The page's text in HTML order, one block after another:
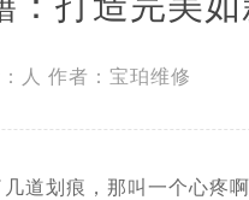
（需提前预约）
人 作者：宝珀维修
划痕，那叫一个心疼